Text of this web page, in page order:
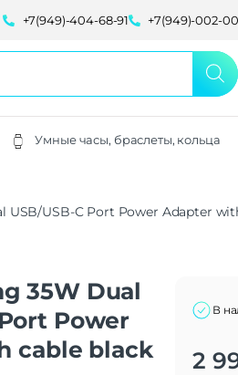
+7(949)-404-68-91 +7(949)-002-
Умные часы, браслеты, кольца
USB/USB-C Port Power Adapter
35W Dual
Power
cable black
В
2